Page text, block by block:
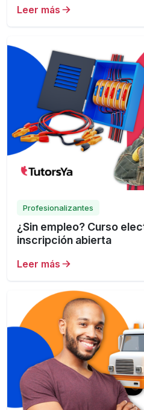
Leer más
Profesionalizantes
¿Sin empleo? Curso
inscripción abierta
Leer más